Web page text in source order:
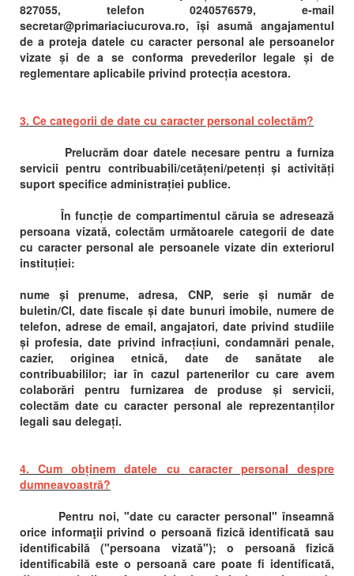
827055, telefon 0240576579, e-mail
secretar@primariaciucurova.ro, își asumă angajamentul
de a proteja datele cu caracter personal ale persoanelor
vizate și de a se conforma prevederilor legale și de
reglementare aplicabile privind protecția acestora.
3. Ce categorii de date cu caracter personal colectăm?
Prelucrăm doar datele necesare pentru a furniza
servicii pentru contribuabili/cetățeni/petenți și activități
suport specifice administrației publice.
În funcție de compartimentul căruia se adresează
persoana vizată, colectăm următoarele categorii de date
cu caracter personal ale persoanele vizate din exteriorul
instituției:
nume și prenume, adresa, CNP, serie și număr de
buletin/CI, date fiscale și date bunuri imobile, numere de
telefon, adrese de email, angajatori, date privind studiile
și profesia, date privind infracțiuni, condamnări penale,
cazier, originea etnică, date de sanătate ale
contribuabililor; iar în cazul partenerilor cu care avem
colaborări pentru furnizarea de produse și servicii,
colectăm date cu caracter personal ale reprezentanților
legali sau delegați.
4. Cum obținem datele cu caracter personal despre
dumneavoastră?
Pentru noi, "date cu caracter personal" înseamnă
orice informaţii privind o persoană fizică identificată sau
identificabilă ("persoana vizată"); o persoană fizică
identificabilă este o persoană care poate fi identificată,